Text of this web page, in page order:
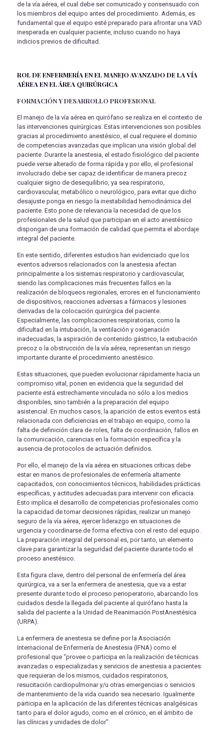
de la vía aérea, el cual debe ser comunicado y consensuado con
los miembros del equipo antes del procedimiento. Además, es
fundamental que el equipo esté preparado para afrontar una VAD
inesperada en cualquier paciente, incluso cuando no haya
indicios previos de dificultad.
ROL DE ENFERMERÍA EN EL MANEJO AVANZADO DE LA VÍA
AÉREA EN EL ÁREA QUIRÚRGICA
FORMACIÓN Y DESARROLLO PROFESIONAL
El manejo de la vía aérea en quirófano se realiza en el contexto de
las intervenciones quirúrgicas. Estas intervenciones son posibles
gracias al procedimiento anestésico, el cual requiere el dominio
de competencias avanzadas que implican una visión global del
paciente. Durante la anestesia, el estado fisiológico del paciente
puede verse alterado de forma rápida y por ello, el profesional
involucrado debe ser capaz de identificar de manera precoz
cualquier signo de desequilibrio, ya sea respiratorio,
cardiovascular, metabólico o neurológico, para evitar que dicho
desajuste ponga en riesgo la inestabilidad hemodinámica del
paciente. Esto pone de relevancia la necesidad de que los
profesionales de la salud que participan en el acto anestésico
dispongan de una formación de calidad que permita el abordaje
integral del paciente.
En este sentido, diferentes estudios han evidenciado que los
eventos adversos relacionados con la anestesia afectan
principalmente a los sistemas respiratorio y cardiovascular,
siendo las complicaciones más frecuentes fallos en la
realización de bloqueos regionales, errores en el funcionamiento
de dispositivos, reacciones adversas a fármacos y lesiones
derivadas de la colocación quirúrgica del paciente.
Especialmente, las complicaciones respiratorias, como la
dificultad en la intubación, la ventilación y oxigenación
inadecuadas, la aspiración de contenido gástrico, la extubación
precoz o la obstrucción de la vía aérea, representan un riesgo
importante durante el procedimiento anestésico.
Estas situaciones, que pueden evolucionar rápidamente hacia un
compromiso vital, ponen en evidencia que la seguridad del
paciente está estrechamente vinculada no sólo a los medios
disponibles, sino también a la preparación del equipo
asistencial. En muchos casos, la aparición de estos eventos está
relacionada con deficiencias en el trabajo en equipo, como la
falta de definición clara de roles, falta de coordinación, fallos en
la comunicación, carencias en la formación específica y la
ausencia de protocolos de actuación definidos.
Por ello, el manejo de la vía aérea en situaciones críticas debe
estar en manos de profesionales de enfermería altamente
capacitados, con conocimientos técnicos, habilidades prácticas
específicas, y actitudes adecuadas para intervenir con eficacia.
Esto implica el desarrollo de competencias profesionales como
la capacidad de tomar decisiones rápidas, realizar un manejo
seguro de la vía aérea, ejercer liderazgo en situaciones de
urgencia y coordinarse de forma efectiva con el resto del equipo.
La preparación integral del personal es, por tanto, un elemento
clave para garantizar la seguridad del paciente durante todo el
proceso anestésico.
Esta figura clave, dentro del personal de enfermería del área
quirúrgica, va a ser la enfermera de anestesia, que va a estar
presente durante todo el proceso perioperatorio, abarcando los
cuidados desde la llegada del paciente al quirófano hasta la
salida del paciente a la Unidad de Reanimación PostAnestésica
(URPA).
La enfermera de anestesia se define por la Asociación
Internacional de Enfermería de Anestesia (IFNA) como el
profesional que “provee o participa en la realización de técnicas
avanzadas o especializadas y servicios de anestesia a pacientes
que requieran de los mismos, cuidados respiratorios,
resucitación cardiopulmonar y/u otras emergencias o servicios
de mantenimiento de la vida cuando sea necesario. Igualmente
participa en la aplicación de las diferentes técnicas analgésicas
tanto para el dolor agudo, como en el crónico, en el ámbito de
las clínicas y unidades de dolor”.